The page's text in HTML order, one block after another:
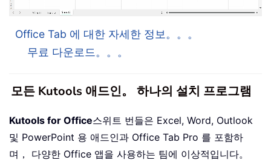
Office Tab 에 대한 자세한 정보。。。
무료 다운로드。。。
모든 Kutools 애드인。 하나의 설치 프로그램
Kutools for Office스위트 번들은 Excel, Word, Outlook
및 PowerPoint 용 애드인과 Office Tab Pro 를 포함하
며， 다양한 Office 앱을 사용하는 팀에 이상적입니다。